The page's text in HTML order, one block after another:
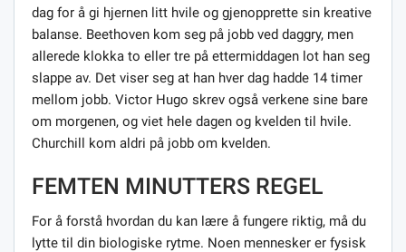
dag for å gi hjernen litt hvile og gjenopprette sin kreative
balanse. Beethoven kom seg på jobb ved daggry, men
allerede klokka to eller tre på ettermiddagen lot han seg
slappe av. Det viser seg at han hver dag hadde 14 timer
mellom jobb. Victor Hugo skrev også verkene sine bare
om morgenen, og viet hele dagen og kvelden til hvile.
Churchill kom aldri på jobb om kvelden.
FEMTEN MINUTTERS REGEL
For å forstå hvordan du kan lære å fungere riktig, må du
lytte til din biologiske rytme. Noen mennesker er fysisk